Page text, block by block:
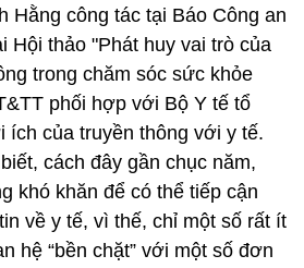
Hằng công tác tại Báo Công an
Hội thảo "Phát huy vai trò của
trong chăm sóc sức khỏe
phối hợp với Bộ Y tế tổ
ích của truyền thông với y tế.
cách đây gần chục năm,
khó khăn để có thể tiếp cận
về y tế, vì thế, chỉ một số rất ít
hệ “bền chặt” với một số đơn